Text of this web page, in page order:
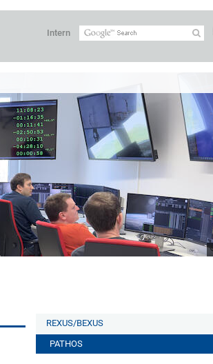
Intern
REXUS/BEXUS
PATHOS